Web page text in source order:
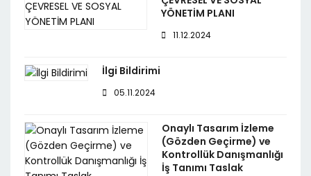
YÖNETİM PLANI
11.12.2024
İlgi Bildirimi
05.11.2024
Onaylı Tasarım İzleme
(Gözden Geçirme) ve
Kontrollük Danışmanlığı
İş Tanımı Taslak